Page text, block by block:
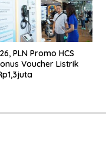
PLN Promo HCS
Voucher Listrik